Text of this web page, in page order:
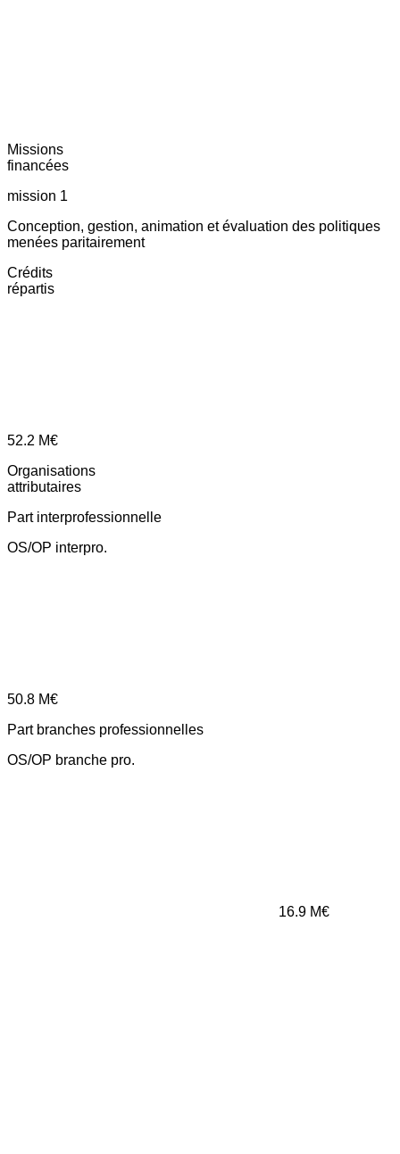
Missions
financées
mission 1
Conception, gestion, animation et évaluation des politiques
menées paritairement
Crédits
répartis
52.2 M€
Organisations
attributaires
Part interprofessionnelle
OS/OP interpro.
50.8 M€
Part branches professionnelles
OS/OP branche pro.
16.9 M€